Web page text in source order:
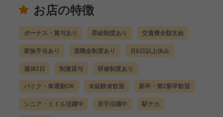
お店の特徴
ボーナス・賞与あり 昇給制度あり 交通費全額支給
家族手当あり 退職金制度あり 月8日以上休み
週休2日 制服貸与 研修制度あり
バイク・車通勤OK 未経験者歓迎 新卒・第2新卒歓迎
シニア・ミドル活躍中 若手活躍中 駅チカ